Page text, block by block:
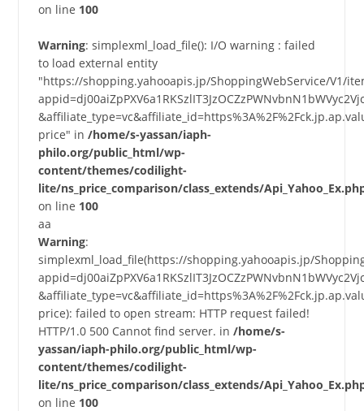
on line 100
Warning: simplexml_load_file(): I/O warning : failed
to load external entity
"https://shopping.yahooapis.jp/ShoppingWebService/V1/
price" in /home/s-yassan/iaph-
philo.org/public_html/wp-
content/themes/codilight-
lite/ns_price_comparison/class_extends/
on line 100
aa
Warning:
simplexml_load_file(https://shopping.yahooapis.jp/
price): failed to open stream: HTTP request failed!
HTTP/1.0 500 Cannot find server. in /home/s-
yassan/iaph-philo.org/public_html/wp-
content/themes/codilight-
lite/ns_price_comparison/class_extends/
on line 100